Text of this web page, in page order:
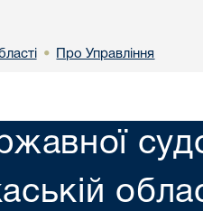
• Про Управління